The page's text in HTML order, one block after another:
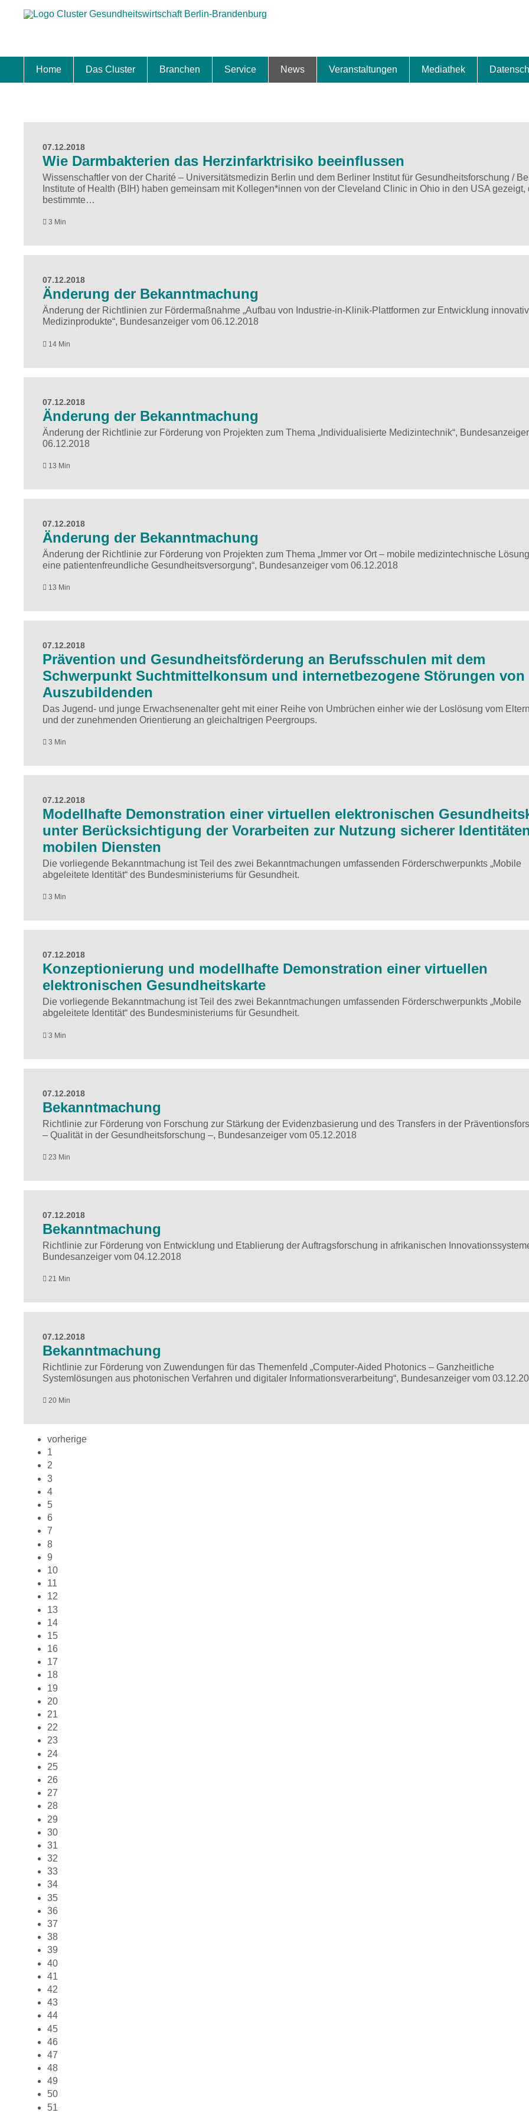
Home Das Cluster Branchen Service News Veranstaltungen Mediathek
07.12.2018
Wie Darmbakterien das Herzinfarktrisiko beeinflussen
Wissenschaftler von der Charité – Universitätsmedizin Berlin und dem Berliner Institut für Gesundheitsforschung /
Institute of Health (BIH) haben gemeinsam mit Kollegen*innen von der Cleveland Clinic in Ohio in den USA gezeigt,
bestimmte…
3 Min
07.12.2018
Änderung der Bekanntmachung
Änderung der Richtlinien zur Fördermaßnahme „Aufbau von Industrie-in-Klinik-Plattformen zur Entwicklung
Medizinprodukte“, Bundesanzeiger vom 06.12.2018
14 Min
07.12.2018
Änderung der Bekanntmachung
Änderung der Richtlinie zur Förderung von Projekten zum Thema „Individualisierte Medizintechnik“,
06.12.2018
13 Min
07.12.2018
Änderung der Bekanntmachung
Änderung der Richtlinie zur Förderung von Projekten zum Thema „Immer vor Ort – mobile medizintechnische
eine patientenfreundliche Gesundheitsversorgung“, Bundesanzeiger vom 06.12.2018
13 Min
07.12.2018
Prävention und Gesundheitsförderung an Berufsschulen mit dem
Schwerpunkt Suchtmittelkonsum und internetbezogene Störungen von
Auszubildenden
Das Jugend- und junge Erwachsenenalter geht mit einer Reihe von Umbrüchen einher wie der Loslösung vom
und der zunehmenden Orientierung an gleichaltrigen Peergroups.
3 Min
07.12.2018
Modellhafte Demonstration einer virtuellen elektronischen
unter Berücksichtigung der Vorarbeiten zur Nutzung sicherer
mobilen Diensten
Die vorliegende Bekanntmachung ist Teil des zwei Bekanntmachungen umfassenden Förderschwerpunkts „Mobile
abgeleitete Identität“ des Bundesministeriums für Gesundheit.
3 Min
07.12.2018
Konzeptionierung und modellhafte Demonstration einer virtuellen
elektronischen Gesundheitskarte
Die vorliegende Bekanntmachung ist Teil des zwei Bekanntmachungen umfassenden Förderschwerpunkts „Mobile
abgeleitete Identität“ des Bundesministeriums für Gesundheit.
3 Min
07.12.2018
Bekanntmachung
Richtlinie zur Förderung von Forschung zur Stärkung der Evidenzbasierung und des Transfers in der
– Qualität in der Gesundheitsforschung –, Bundesanzeiger vom 05.12.2018
23 Min
07.12.2018
Bekanntmachung
Richtlinie zur Förderung von Entwicklung und Etablierung der Auftragsforschung in afrikanischen
Bundesanzeiger vom 04.12.2018
21 Min
07.12.2018
Bekanntmachung
Richtlinie zur Förderung von Zuwendungen für das Themenfeld „Computer-Aided Photonics – Ganzheitliche
Systemlösungen aus photonischen Verfahren und digitaler Informationsverarbeitung“, Bundesanzeiger vom
20 Min
vorherige
1
2
3
4
5
6
7
8
9
10
11
12
13
14
15
16
17
18
19
20
21
22
23
24
25
26
27
28
29
30
31
32
33
34
35
36
37
38
39
40
41
42
43
44
45
46
47
48
49
50
51